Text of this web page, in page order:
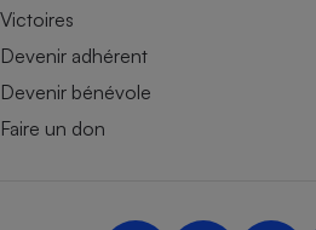
Victoires
Devenir adhérent
Devenir bénévole
Faire un don